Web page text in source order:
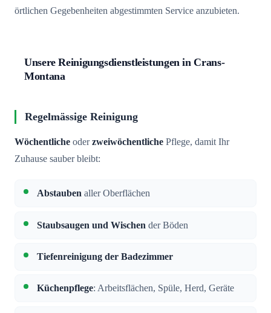
örtlichen Gegebenheiten abgestimmten Service anzubieten.
Unsere Reinigungsdienstleistungen in Crans-
Montana
Regelmässige Reinigung
Wöchentliche oderzweiwöchentliche Pflege, damit Ihr
Zuhause sauber bleibt:
Abstauben aller Oberflächen
Staubsaugen und Wischen der Böden
Tiefenreinigung der Badezimmer
Küchenpflege: Arbeitsflächen, Spüle, Herd, Geräte